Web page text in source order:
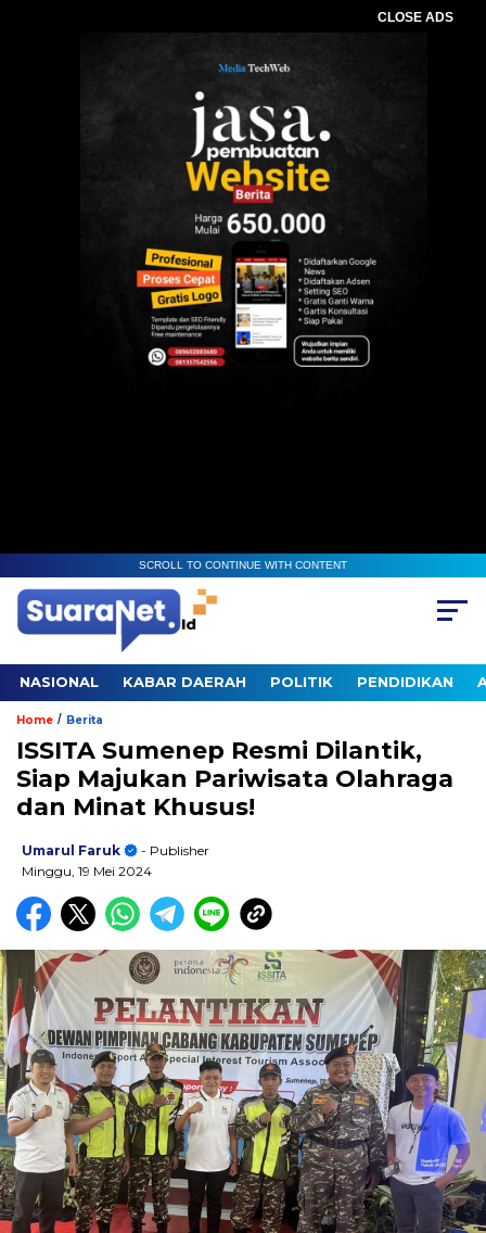
CLOSE ADS
SCROLL TO CONTINUE WITH CONTENT
NASIONAL KABAR DAERAH POLITIK PENDIDIKAN
Home / Berita
ISSITA Sumenep Resmi Dilantik,
Siap Majukan Pariwisata Olahraga
dan Minat Khusus!
Umarul Faruk
- Publisher
Minggu, 19 Mei 2024